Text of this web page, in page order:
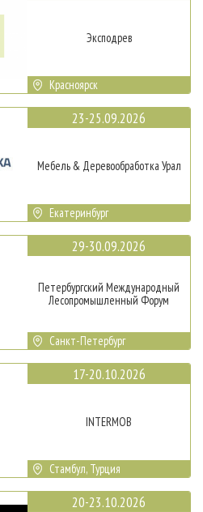
Эксподрев
Красноярск
23-25.09.2026
Мебель & Деревообработка Урал
Екатеринбург
29-30.09.2026
Петербургский Международный
Лесопромышленный Форум
Санкт-Петербург
17-20.10.2026
INTERMOB
Стамбул, Турция
20-23.10.2026